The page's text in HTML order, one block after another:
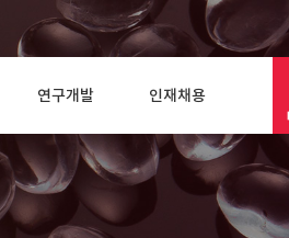
연구개발 인재채용